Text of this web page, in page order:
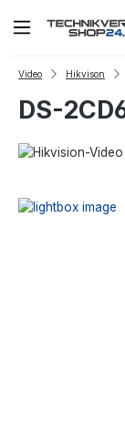
Zum Hauptinhalt
Video Hikvison
DS-